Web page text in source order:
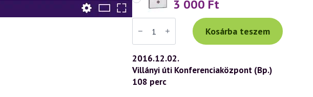
3 000 Ft
Váradi
Tibor
előadás
(754)
—
Advent
misztériuma
–
Sarkalatos
Kosárba teszem
2016.12.02.
Villányi úti Konferenciaközpont (Bp.)
108 perc